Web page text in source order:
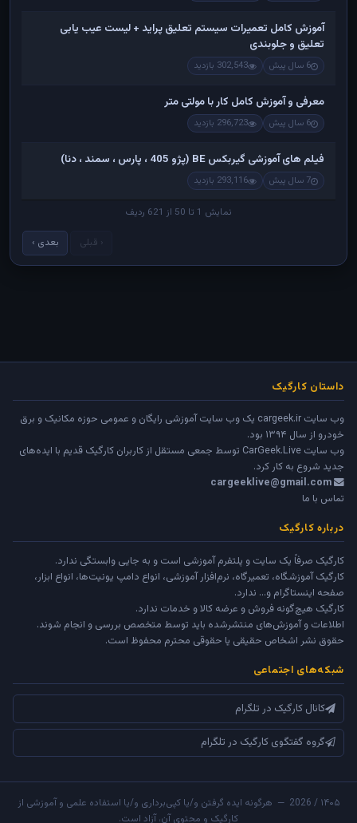
آموزش کامل تعمیرات سیستم تعلیق پراید + لیست عیب یابی
تعلیق و جلوبندی
6 سال پیش 302,543 بازدید
معرفی و آموزش کامل کار با مولتی متر
6 سال پیش 296,723 بازدید
فیلم های آموزشی گیربکس BE (پژو 405 ، پارس ، سمند ، دنا)
7 سال پیش 293,116 بازدید
نمایش 1 تا 50 از 621 ردیف
‹ قبلی بعدی ›
داستان کارگیک
وب سایت cargeek.ir یک وب سایت آموزشی رایگان و عمومی حوزه مکانیک و برق
خودرو از سال ۱۳۹۴ بود.
وب سایت CarGeek.Live توسط جمعی مستقل از کاربران کارگیک قدیم با ایده‌های
جدید شروع به کار کرد.
cargeeklive@gmail.com
تماس با ما
درباره کارگیک
کارگیک صرفاً یک سایت و پلتفرم آموزشی است و به جایی وابستگی ندارد.
کارگیک آموزشگاه، تعمیرگاه، نرم‌افزار آموزشی، انواع دامپ یونیت‌ها، انواع ابزار،
صفحه اینستاگرام و... ندارد.
کارگیک هیچ‌گونه فروش و عرضه کالا و خدمات ندارد.
اطلاعات و آموزش‌های منتشرشده باید توسط متخصص بررسی و انجام شوند.
حقوق نشر اشخاص حقیقی یا حقوقی محترم محفوظ است.
شبکه‌های اجتماعی
کانال کارگیک در تلگرام
گروه گفتگوی کارگیک در تلگرام
۱۴۰۵ / 2026 — هرگونه ایده گرفتن و/یا کپی‌برداری و/یا استفاده علمی و آموزشی از
کارگیک و محتوی آن، آزاد است.